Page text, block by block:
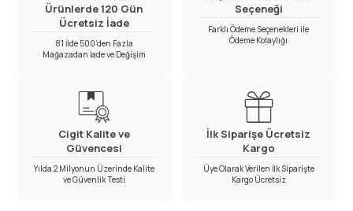
Ürünlerde 120 Gün
Ücretsiz İade
81 İlde 500’den Fazla
Mağazadan İade ve Değişim
Seçeneği
Farklı Ödeme Seçenekleri ile
Ödeme Kolaylığı
Cigit Kalite ve
Güvencesi
Yılda 2 Milyonun Üzerinde Kalite
ve Güvenlik Testi
İlk Siparişe Ücretsiz
Kargo
Üye Olarak Verilen İlk Siparişte
Kargo Ücretsiz